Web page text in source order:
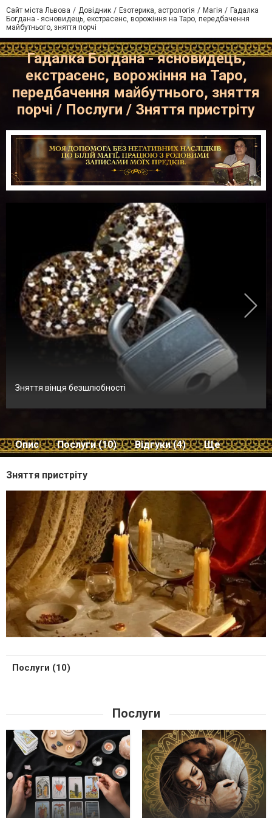
Сайт міста Львова Довідник Езотерика, астрологія Магія
Гадалка
Богдана - ясновидець, екстрасенс, ворожіння на Таро, передбачення
майбутнього, зняття порчі
Гадалка Богдана - ясновидець,
екстрасенс, ворожіння на Таро,
передбачення майбутнього, зняття
порчі / Послуги / Зняття пристріту
Зняття вінця безшлюбності
Опис Послуги (10) Відгуки (4) Ще
Зняття пристріту
Послуги (10)
Послуги